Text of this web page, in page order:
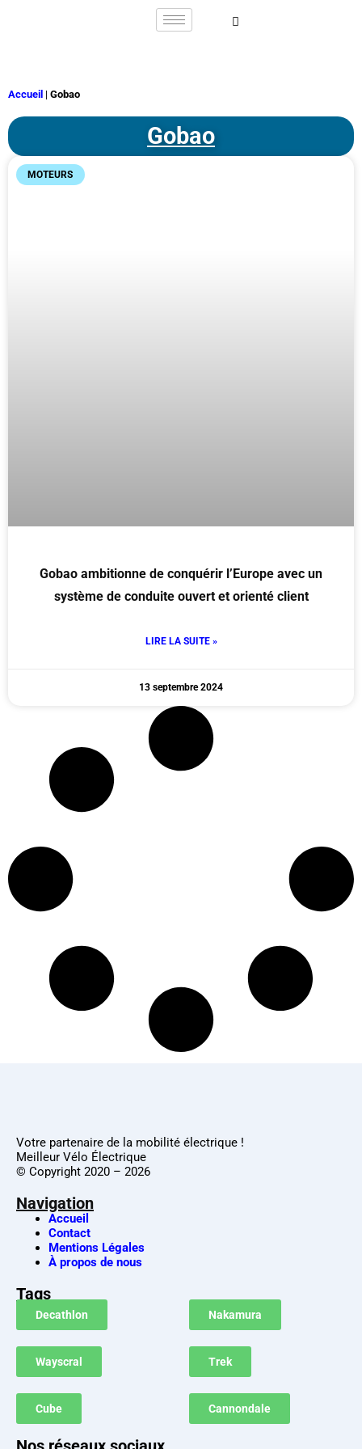
Accueil | Gobao
Gobao
MOTEURS
Gobao ambitionne de conquérir l’Europe avec un
système de conduite ouvert et orienté client
LIRE LA SUITE »
13 septembre 2024
Votre partenaire de la mobilité électrique !
Meilleur Vélo Électrique
© Copyright 2020 – 2026
Navigation
Accueil
Contact
Mentions Légales
À propos de nous
Tags
Decathlon Nakamura
Wayscral Trek
Cube Cannondale